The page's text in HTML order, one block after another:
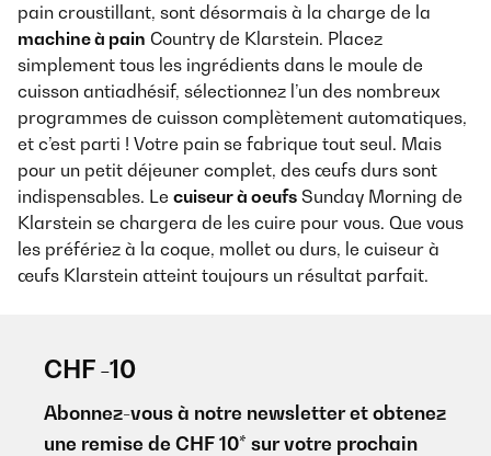
pain croustillant, sont désormais à la charge de la
machine à pain Country de Klarstein. Placez
simplement tous les ingrédients dans le moule de
cuisson antiadhésif, sélectionnez l’un des nombreux
programmes de cuisson complètement automatiques,
et c’est parti ! Votre pain se fabrique tout seul. Mais
pour un petit déjeuner complet, des œufs durs sont
indispensables. Le cuiseur à oeufs Sunday Morning de
Klarstein se chargera de les cuire pour vous. Que vous
les préfériez à la coque, mollet ou durs, le cuiseur à
œufs Klarstein atteint toujours un résultat parfait.
CHF -10
Abonnez-vous à notre newsletter et obtenez
une remise de CHF 10* sur votre prochain